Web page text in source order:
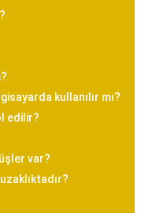
kullanılır mı?
edilir?
var?